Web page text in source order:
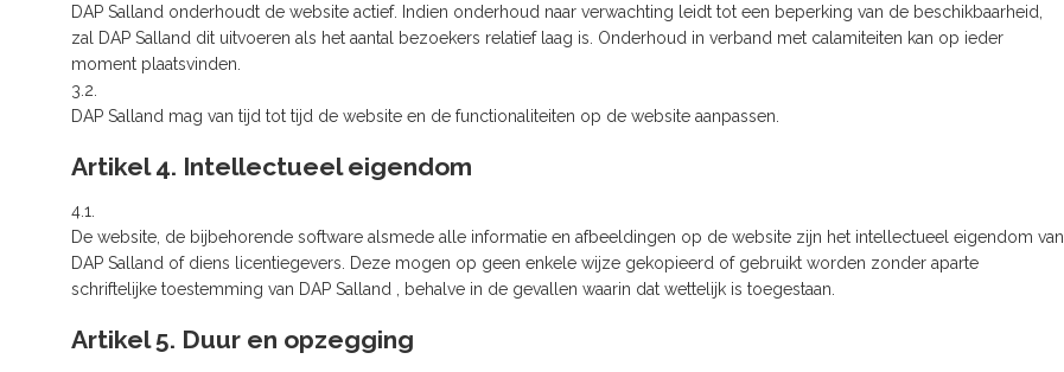
DAP Salland onderhoudt de website actief. Indien onderhoud naar verwachting leidt tot een beperking van de beschikbaarheid,
zal DAP Salland dit uitvoeren als het aantal bezoekers relatief laag is. Onderhoud in verband met calamiteiten kan op ieder
moment plaatsvinden.
3.2.
DAP Salland mag van tijd tot tijd de website en de functionaliteiten op de website aanpassen.
Artikel 4. Intellectueel eigendom
4.1.
De website, de bijbehorende software alsmede alle informatie en afbeeldingen op de website zijn het intellectueel eigendom van
DAP Salland of diens licentiegevers. Deze mogen op geen enkele wijze gekopieerd of gebruikt worden zonder aparte
schriftelijke toestemming van DAP Salland , behalve in de gevallen waarin dat wettelijk is toegestaan.
Artikel 5. Duur en opzegging